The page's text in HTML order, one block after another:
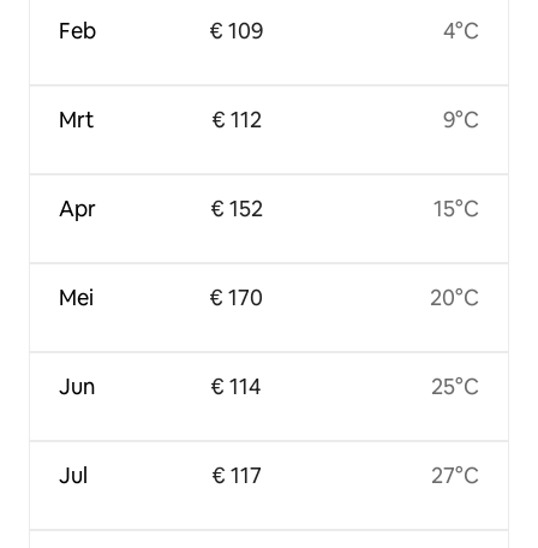
Feb
Mrt
Apr
Mei
Jun
Jul
€ 109
€ 112
€ 152
€ 170
€ 114
€ 117
4°C
9°C
15°C
20°C
25°C
27°C